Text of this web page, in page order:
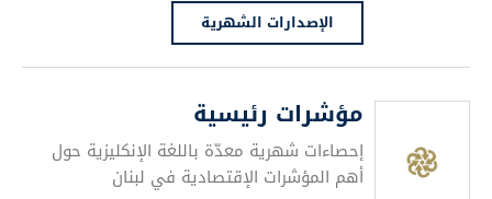
الإصدارات الشهرية
مؤشرات رئيسية
إحصاءات شهرية معدّة باللغة الإنكليزية حول
أهم المؤشرات الإقتصادية في لبنان